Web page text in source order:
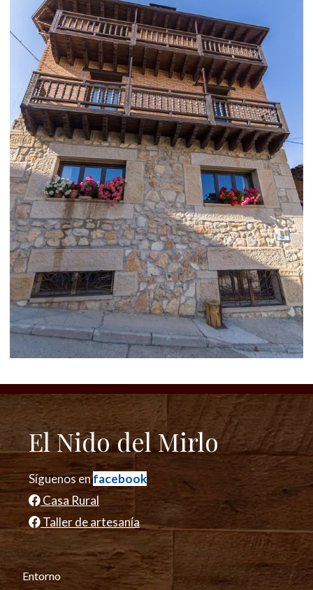
El Nido del Mirlo
Síguenos enfacebook
Casa Rural
Taller de artesanía
Entorno